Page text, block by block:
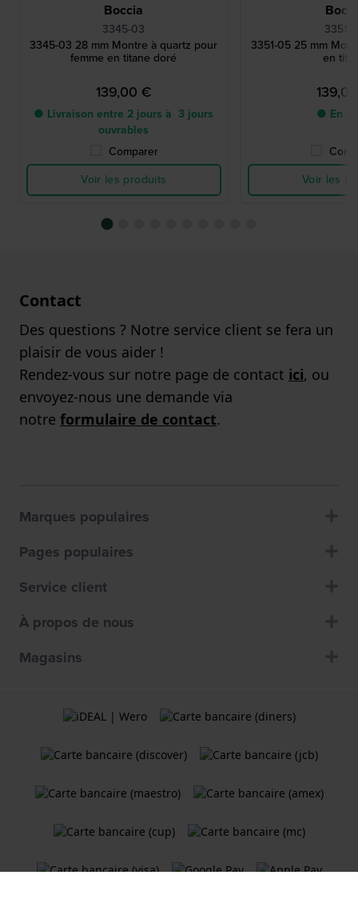
Boccia
3345-03
3345-03 28 mm Montre à quartz pour
femme en titane doré
139,00 €
● Livraison entre 2 jours à 3 jours
ouvrables
Comparer
Voir les produits
3351-
3351-05 25 mm
en
● En
Voir les
Contact
Des questions ? Notre service client se fera un
plaisir de vous aider !
Rendez-vous sur notre page de contact ici, ou
envoyez-nous une demande via
notre formulaire de contact.
Marques populaires
Pages populaires
Service client
À propos de nous
Magasins